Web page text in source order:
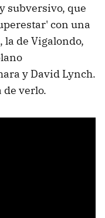
subversivo, que
con una
de Vigalondo,
y David Lynch.
de verlo.